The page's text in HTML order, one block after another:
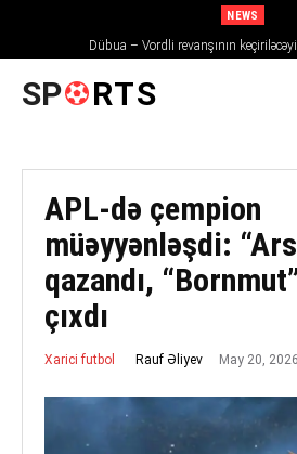
NEWS
Dübua – Vordli revanşının
SP RTS
APL-də çempion
müəyyənləşdi:
qazandı,
çıxdı
Xarici futbol Rauf Əliyev May 20, 2026